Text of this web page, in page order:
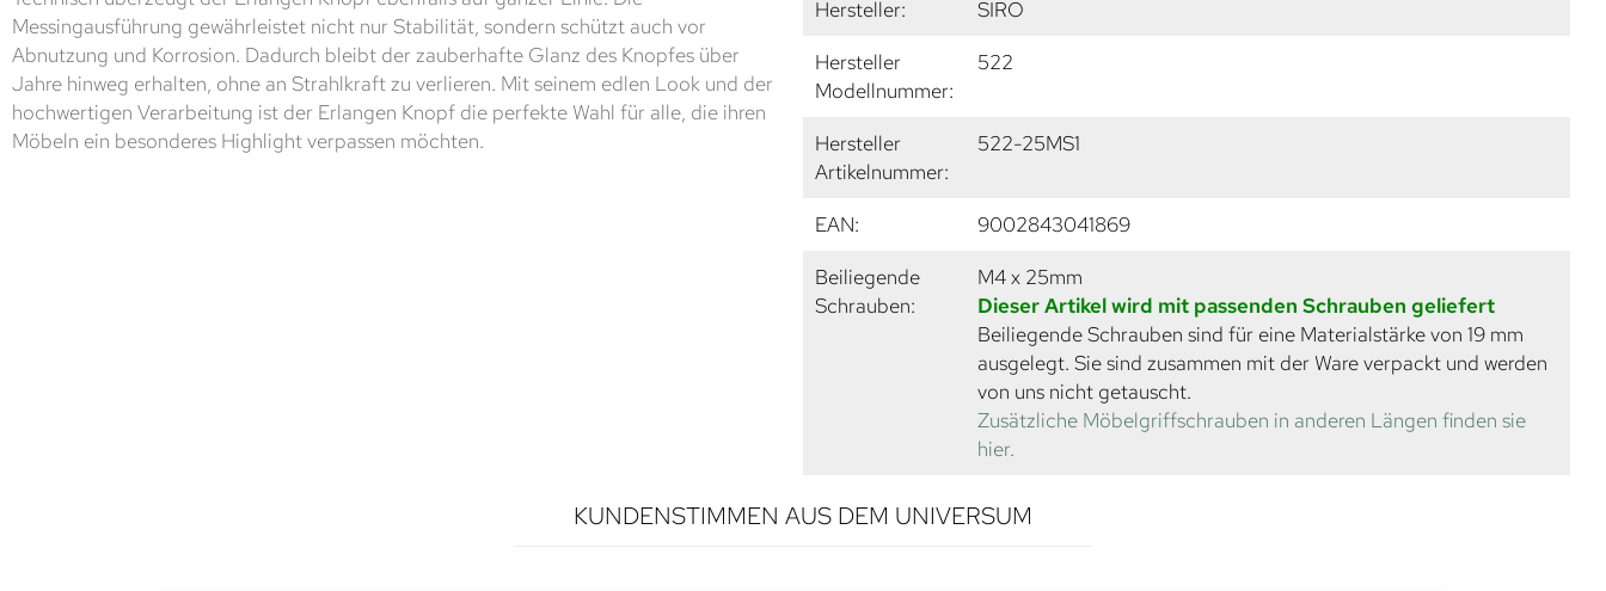
Messingausführung gewährleistet nicht nur Stabilität, sondern schützt auch vor
Abnutzung und Korrosion. Dadurch bleibt der zauberhafte Glanz des Knopfes über
Jahre hinweg erhalten, ohne an Strahlkraft zu verlieren. Mit seinem edlen Look und der
hochwertigen Verarbeitung ist der Erlangen Knopf die perfekte Wahl für alle, die ihren
Möbeln ein besonderes Highlight verpassen möchten.
Hersteller:
SIRO
Hersteller
Modellnummer:
522
Hersteller
Artikelnummer:
522-25MS1
EAN:
9002843041869
Beiliegende
Schrauben:
M4 x 25mm
Dieser Artikel wird mit passenden Schrauben geliefert
Beiliegende Schrauben sind für eine Materialstärke von 19 mm
ausgelegt. Sie sind zusammen mit der Ware verpackt und werden
von uns nicht getauscht.
Zusätzliche Möbelgriffschrauben in anderen Längen finden sie
hier.
KUNDENSTIMMEN AUS DEM UNIVERSUM